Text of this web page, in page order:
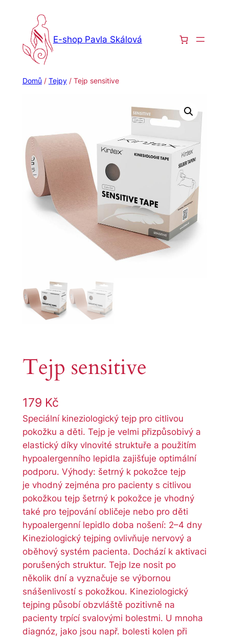
E-shop Pavla Skálová
Domů / Tejpy/ Tejp sensitive
Tejp sensitive
179 Kč
Speciální kineziologický tejp pro citlivou
pokožku a děti. Tejp je velmi přizpůsobivý a
elastický díky vlnovité struktuře a použitím
hypoalergenního lepidla zajišťuje optimální
podporu. Výhody: šetrný k pokožce tejp
je vhodný zejména pro pacienty s citlivou
pokožkou tejp šetrný k pokožce je vhodný
také pro tejpování obličeje nebo pro děti
hypoalergenní lepidlo doba nošení: 2–4 dny
Kineziologický tejping ovlivňuje nervový a
oběhový systém pacienta. Dochází k aktivaci
porušených struktur. Tejp lze nosit po
několik dní a vyznačuje se výbornou
snášenlivostí s pokožkou. Kineziologický
tejping působí obzvláště pozitivně na
pacienty trpící svalovými bolestmi. U mnoha
diagnóz, jako jsou např. bolesti kolen při